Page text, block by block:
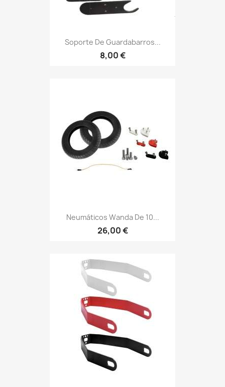
Soporte De Guardabarros...
8,00 €
Neumáticos Wanda De 10...
26,00 €